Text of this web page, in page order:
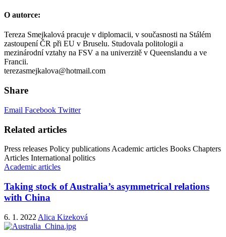
O autorce:
Tereza Smejkalová pracuje v diplomacii, v současnosti na Stálém
zastoupení ČR při EU v Bruselu. Studovala politologii a
mezinárodní vztahy na FSV a na univerzitě v Queenslandu a ve
Francii.
terezasmejkalova@hotmail.com
Share
Email Facebook Twitter
Related articles
Press releases Policy publications Academic articles Books Chapters
Articles International politics
Academic articles
Taking stock of Australia’s asymmetrical relations
with China
6. 1. 2022 Alica Kizeková